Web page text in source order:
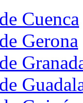
Cuenca
Gerona